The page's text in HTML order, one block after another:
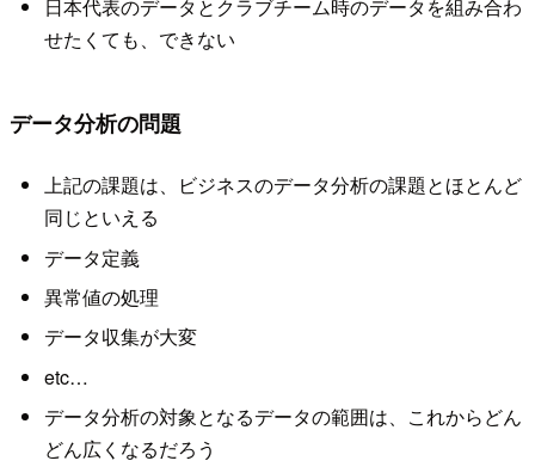
日本代表のデータとクラブチーム時のデータを組み合わ
せたくても、できない
データ分析の問題
上記の課題は、ビジネスのデータ分析の課題とほとんど
同じといえる
データ定義
異常値の処理
データ収集が大変
etc…
データ分析の対象となるデータの範囲は、これからどん
どん広くなるだろう